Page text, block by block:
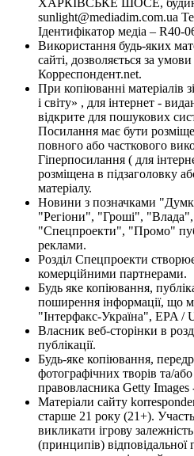
sunlight@mediadim.com.ua
Ідентифікатор медіа – R40-
Використання будь-яких
сайті, дозволяється за
Корреспондент.net.
При копіюванні матеріалів
і світу» , для інтернет -
відкрите для пошукових
Посилання має бути
повного або часткового
Гіперпосилання ( для
розміщена в підзаголовку
матеріалу.
Новини з позначками
"Регіони", "Гроші",
"Спецпроекти", "Промо"
реклами.
Розділ Спецпроекти
комерційними партнерами.
Будь яке копіювання,
поширення інформації, що
"Інтерфакс-Україна", EPA /
Власник веб-сторінки в
публікації.
Будь-яке копіювання,
фотографічних творів та/або
правовласника Getty Images
Матеріали сайту
старше 21 року (21+).
викликати ігрову
(принципів)